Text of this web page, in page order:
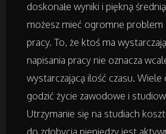
Nieruchomości,
Domy,
Badania
Placówki
doskonałe wyniki i piękną
możesz mieć ogromne problem
pracy. To, że ktoś ma
napisania pracy nie oznacza
wystarczającą ilość czasu. Wiele
godzić życie zawodowe i
Utrzymanie się na studiach
do zdobycia pieniędzy jest